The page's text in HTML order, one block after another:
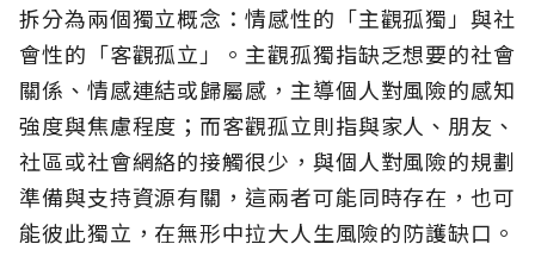
拆分為兩個獨立概念：情感性的「主觀孤獨」與社
會性的「客觀孤立」。主觀孤獨指缺乏想要的社會
關係、情感連結或歸屬感，主導個人對風險的感知
強度與焦慮程度；而客觀孤立則指與家人、朋友、
社區或社會網絡的接觸很少，與個人對風險的規劃
準備與支持資源有關，這兩者可能同時存在，也可
能彼此獨立，在無形中拉大人生風險的防護缺口。